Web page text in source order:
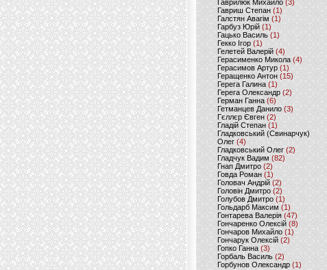
Гаврилюк Михайло (3)
Гавриш Степан (1)
Галстян Авагім (1)
Гарбуз Юрій (1)
Гацько Василь (1)
Гекко Ігор(1)
Гелетей Валерій (4)
Герасименко Микола (4)
Герасимов Артур (1)
Геращенко Антон(15)
Герега Галина (1)
Герега Олександр (2)
Герман Ганна (6)
Гетманцев Данило (3)
Гєллєр Євген (2)
Гладій Степан(1)
Гладковський (Свинарчук)
Олег (4)
Гладковський Олег (2)
Гладчук Вадим (82)
Гнап Дмитро (2)
Говда Роман(1)
Головач Андрій (2)
Головін Дмитро (2)
Голубов Дмитро (1)
Гольдарб Максим(1)
Гонтарева Валерія (47)
Гончаренко Олексій(8)
Гончаров Михайло (1)
Гончарук Олексій (2)
Гопко Ганна (3)
Горбаль Василь (2)
Горбунов Олександр (1)